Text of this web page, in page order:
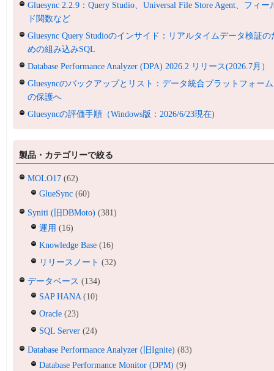
Gluesync 2.2.9：Query Studio、Universal File Store Agent、フィー
ド関数など
Gluesync Query Studioのインサイド：リアルタイムデータ検証の
めの組み込みSQL
Database Performance Analyzer (DPA) 2026.2 リリース(2026.7月）
Gluesyncのバックアップとリスト：データ統合プラットフォーム
の保護へ
Gluesyncの評価手順（Windows版：2026/6/23現在)
製品・カテゴリーで絞る
MOLO17 (62)
GlueSync (60)
Syniti (旧DBMoto) (381)
運用 (16)
Knowledge Base (16)
リリースノート (32)
データベース (134)
SAP HANA(10)
Oracle (23)
SQL Server (24)
Database Performance Analyzer (旧Ignite) (83)
Database Performance Monitor (DPM) (9)